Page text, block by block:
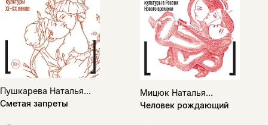
Пушкарева Наталья...
Сметая запреты
Мицюк Наталья...
Человек рождающий